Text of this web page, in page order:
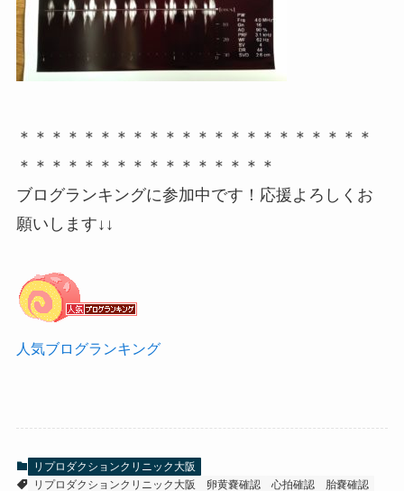
＊＊＊＊＊＊＊＊＊＊＊＊＊＊＊＊＊＊＊＊＊＊
＊＊＊＊＊＊＊＊＊＊＊＊＊＊＊＊
ブログランキングに参加中です！応援よろしくお
願いします↓↓
人気ブログランキング
リプロダクションクリニック大阪
リプロダクションクリニック大阪
卵黄嚢確認 心拍確認 胎嚢確認